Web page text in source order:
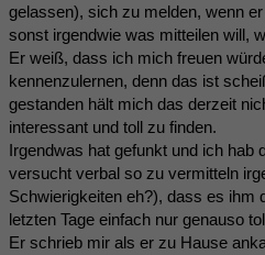
gelassen), sich zu melden, wenn
sonst irgendwie was mitteilen will,
Er weiß, dass ich mich freuen
kennenzulernen, denn das ist
gestanden hält mich das derzeit
interessant und toll zu finden.
Irgendwas hat gefunkt und ich hab
versucht verbal so zu vermitteln
Schwierigkeiten eh?), dass es ihm
letzten Tage einfach nur genauso
Er schrieb mir als er zu Hause